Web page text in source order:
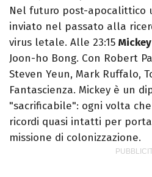
Nel futuro post-apocalittico
inviato nel passato alla
virus letale. Alle 23:15 Mickey
Joon-ho Bong. Con Robert
Steven Yeun, Mark Ruffalo,
Fantascienza. Mickey è un
"sacrificabile": ogni volta
ricordi quasi intatti per
missione di colonizzazione.